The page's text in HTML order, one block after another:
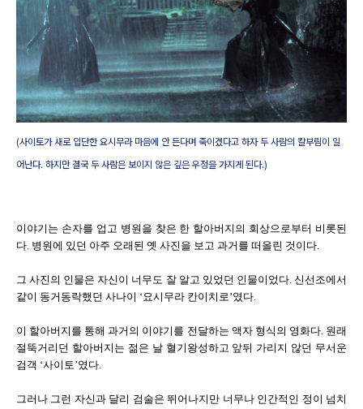
(사이토가 새로 입단한 요시무라 마음에 안 든다며 죽이겠다고 하자 두 사람의 칼부림이 일
어난다. 하지만 결국 두 사람은 보이지 않은 깊은 우정을 가지게 된다.)
이야기는 손자를 업고 병원을 찾은 한 할아버지의 회상으로부터 비롯된
다. 병원에 있던 아주 오래된 옛 사진을 보고 과거를 떠올린 것이다.
그 사진의 인물은 자신이 너무도 잘 알고 있었던 인물이었다. 신선조에서
같이 동거동락했던 사나이 ‘요시무라 칸이치로’였다.
이 할아버지를 통해 과거의 이야기를 전달하는 액자 형식의 영화다. 원래
절뚝거리던 할아버지는 젊은 날 혈기왕성하고 앞뒤 가리지 않던 무서운
검객 ‘사이토’였다.
그러나 그런 자신과 달리 검술은 뛰어나지만 너무나 인간적인 정이 넘치